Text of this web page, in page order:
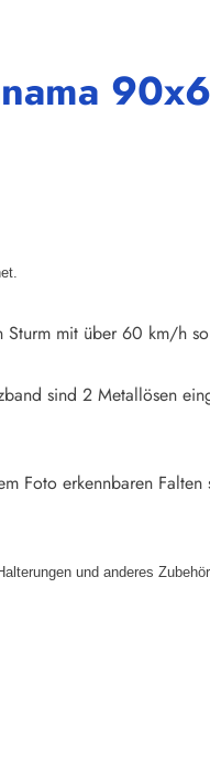
mit über 60 km/h
sind 2 Metallösen
Foto erkennbaren
und anderes